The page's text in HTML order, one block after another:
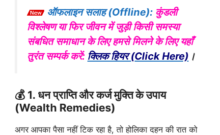
ऑफलाइन सलाह (Offline): कुंडली
विश्लेषण या फिर जीवन में जुड़ी किसी समस्या
संबधित समाधान के लिए हमसे मिलने के लिए यहाँ
तुरंत सम्पर्क करें: क्लिक हियर (Click Here) ।
💰 1. धन प्राप्ति और कर्ज मुक्ति के उपाय
(Wealth Remedies)
अगर आपका पैसा नहीं टिक रहा है, तो होलिका दहन की रात को